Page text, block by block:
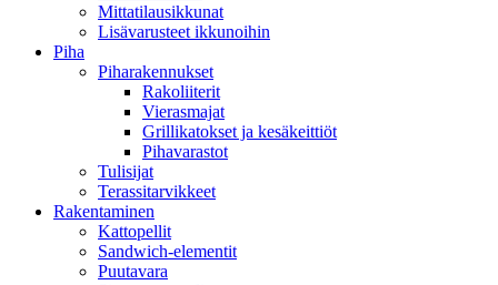
Mittatilausikkunat
Lisävarusteet ikkunoihin
Piha
Piharakennukset
Rakoliiterit
Vierasmajat
Grillikatokset ja kesäkeittiöt
Pihavarastot
Tulisijat
Terassitarvikkeet
Rakentaminen
Kattopellit
Sandwich-elementit
Puutavara